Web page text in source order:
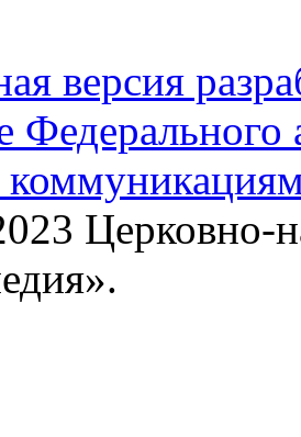
версия
Федерального
Церковно-